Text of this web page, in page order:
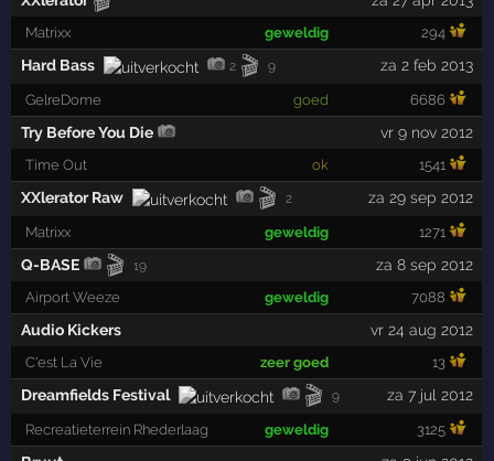
Matrixx geweldig 294
Hard Bass 2 🎬 9 za 2 feb 2013
GelreDome goed 6686
Try Before You Die vr 9 nov 2012
Time Out ok 1541
XXlerator Raw 🎬 2 za 29 sep 2012
Matrixx geweldig 1271
Q-BASE 🎬 19 za 8 sep 2012
Airport Weeze geweldig 7088
Audio Kickers vr 24 aug 2012
C'est La Vie zeer goed 13
Dreamfields Festival 🎬 9 za 7 jul 2012
Recreatieterrein Rhederlaag geweldig 3125